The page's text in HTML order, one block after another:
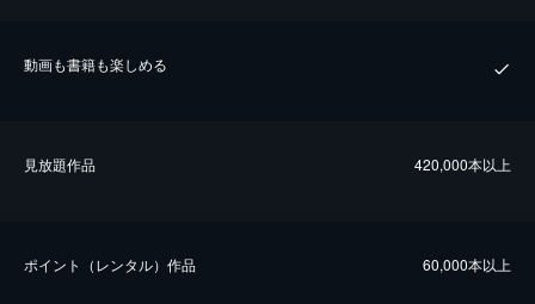
動画も書籍も楽しめる
⾒放題作品 420,000本以上
ポイント（レンタル）作品 60,000本以上